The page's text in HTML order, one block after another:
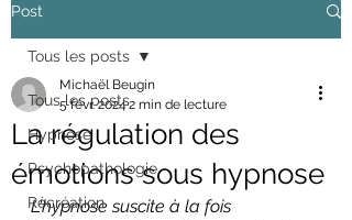
Post
Tous les posts
Hypnose
Psychopathologie
Récréation
Tous les posts
La régulation des
émotions sous hypnose
Michaël Beugin
5 févr. 20242 min de lecture
L'hypnose suscite à la fois